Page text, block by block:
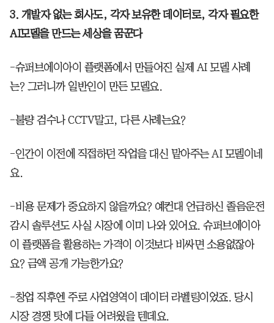
3. 개발자 없는 회사도, 각자 보유한 데이터로, 각자 필요한
AI모델을 만드는 세상을 꿈꾼다
-슈퍼브에이아이 플랫폼에서 만들어진 실제 AI 모델 사례
는? 그러니까 일반인이 만든 모델요.
-불량 검수나 CCTV말고, 다른 사례는요?
-인간이 이전에 직접하던 작업을 대신 맡아주는 AI 모델이네
요.
-비용 문제가 중요하지 않을까요? 예컨대 언급하신 졸음운전
감시 솔루션도 사실 시장에 이미 나와 있어요. 슈퍼브에이아
이 플랫폼을 활용하는 가격이 이것보다 비싸면 소용없잖아
요? 금액 공개 가능한가요?
-창업 직후엔 주로 사업영역이 데이터 라벨링이었죠. 당시
시장 경쟁 탓에 다들 어려웠을 텐데요.